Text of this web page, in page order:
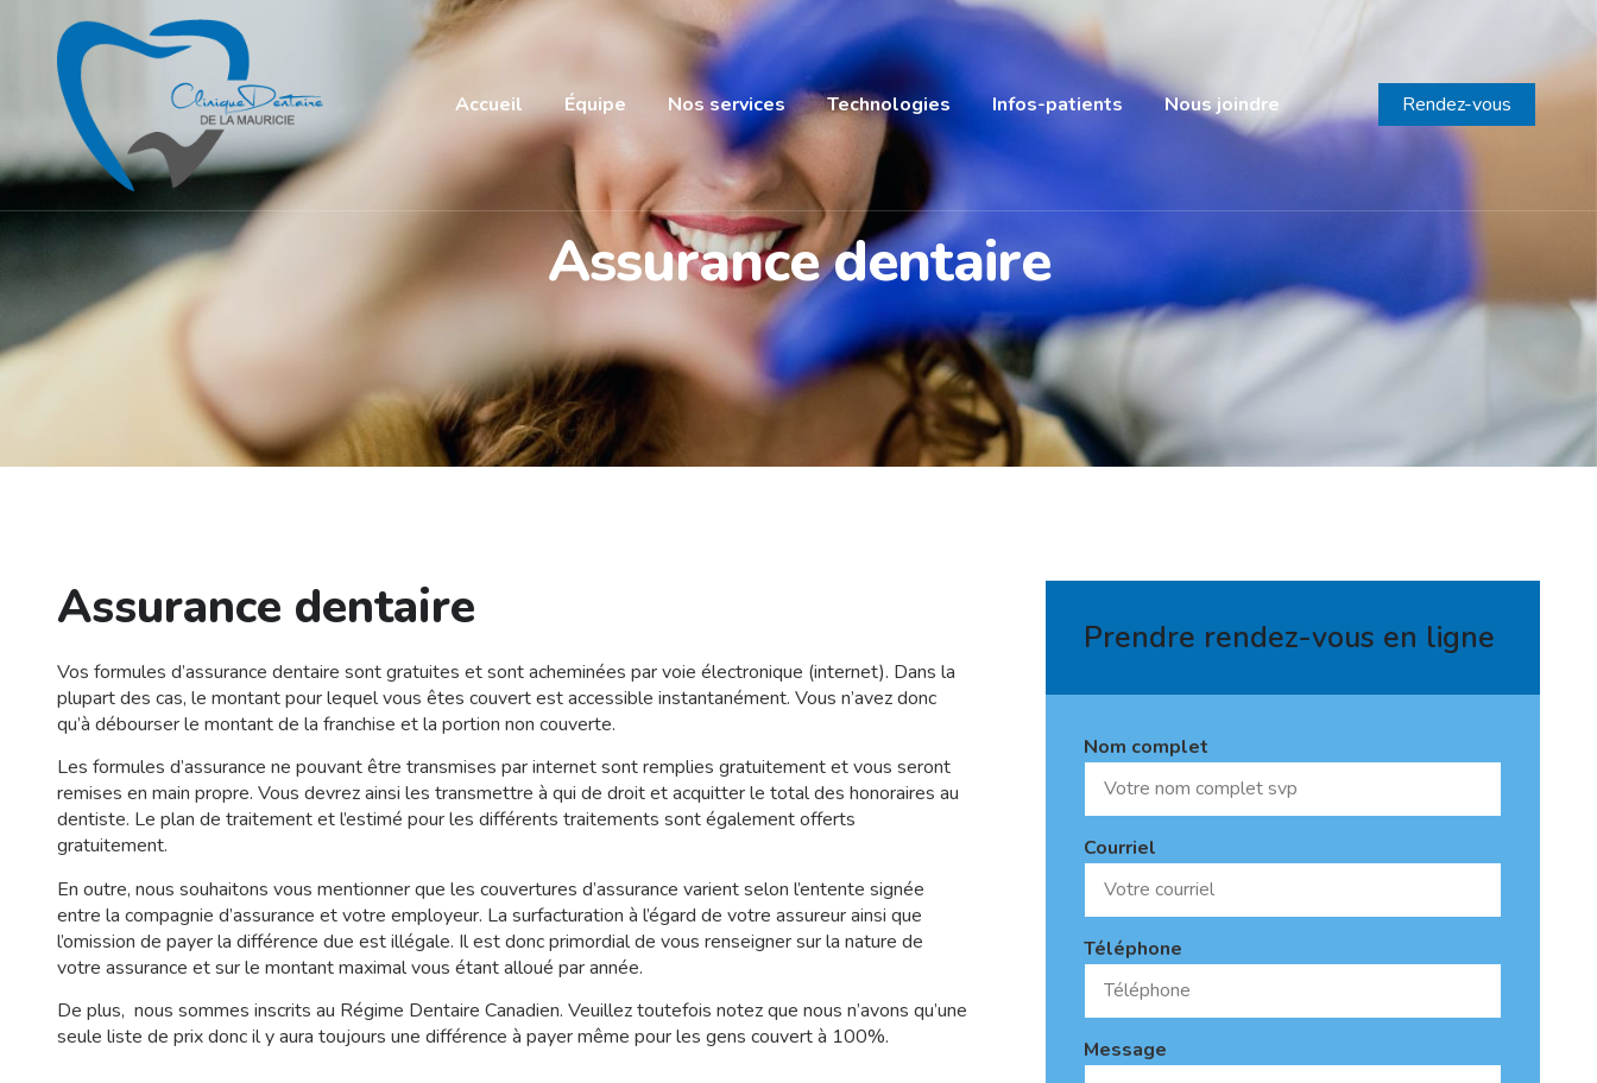
Accueil Équipe Nos services Technologies Infos-patients Nous joindre Rendez-vous
Assurance dentaire
Assurance dentaire
Vos formules d’assurance dentaire sont gratuites et sont acheminées par voie électronique (internet). Dans la
plupart des cas, le montant pour lequel vous êtes couvert est accessible instantanément. Vous n’avez donc
qu’à débourser le montant de la franchise et la portion non couverte.
Les formules d’assurance ne pouvant être transmises par internet sont remplies gratuitement et vous seront
remises en main propre. Vous devrez ainsi les transmettre à qui de droit et acquitter le total des honoraires au
dentiste. Le plan de traitement et l’estimé pour les différents traitements sont également offerts
gratuitement.
En outre, nous souhaitons vous mentionner que les couvertures d’assurance varient selon l’entente signée
entre la compagnie d’assurance et votre employeur. La surfacturation à l’égard de votre assureur ainsi que
l’omission de payer la différence due est illégale. Il est donc primordial de vous renseigner sur la nature de
votre assurance et sur le montant maximal vous étant alloué par année.
De plus, nous sommes inscrits au Régime Dentaire Canadien. Veuillez toutefois notez que nous n’avons qu’une
seule liste de prix donc il y aura toujours une différence à payer même pour les gens couvert à 100%.
Prendre rendez-vous en ligne
Nom complet
Courriel
Téléphone
Message